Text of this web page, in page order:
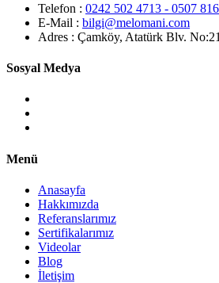
Telefon : 0242 502 4713 - 0507
E-Mail : bilgi@melomani.com
Adres : Çamköy, Atatürk Blv.
Sosyal Medya
Menü
Anasayfa
Hakkımızda
Referanslarımız
Sertifikalarımız
Videolar
Blog
İletişim